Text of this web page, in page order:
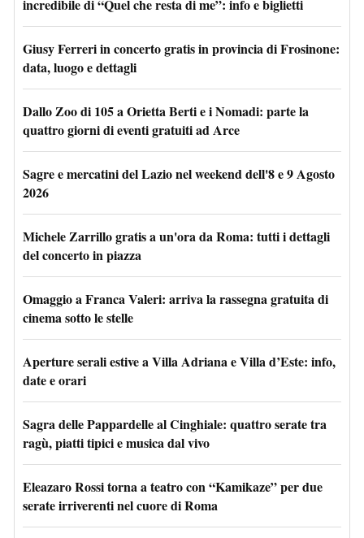
incredibile di “Quel che resta di me”: info e biglietti
Giusy Ferreri in concerto gratis in provincia di Frosinone:
data, luogo e dettagli
Dallo Zoo di 105 a Orietta Berti e i Nomadi: parte la
quattro giorni di eventi gratuiti ad Arce
Sagre e mercatini del Lazio nel weekend dell'8 e 9 Agosto
2026
Michele Zarrillo gratis a un'ora da Roma: tutti i dettagli
del concerto in piazza
Omaggio a Franca Valeri: arriva la rassegna gratuita di
cinema sotto le stelle
Aperture serali estive a Villa Adriana e Villa d’Este: info,
date e orari
Sagra delle Pappardelle al Cinghiale: quattro serate tra
ragù, piatti tipici e musica dal vivo
Eleazaro Rossi torna a teatro con “Kamikaze” per due
serate irriverenti nel cuore di Roma